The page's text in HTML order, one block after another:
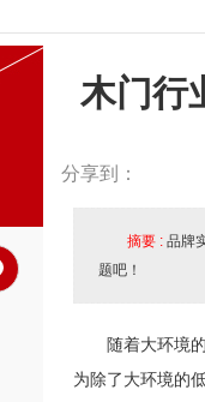
木门行
分享到：
摘要 : 品牌
题吧！
随着大环境
为除了大环境的